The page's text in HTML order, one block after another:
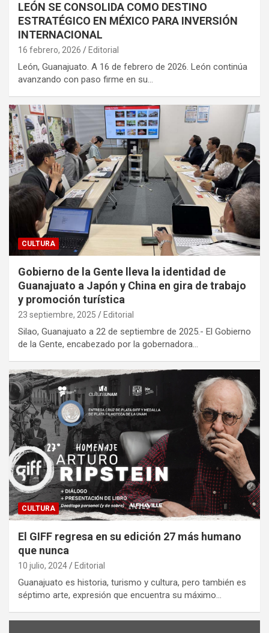
LEÓN SE CONSOLIDA COMO DESTINO
ESTRATÉGICO EN MÉXICO PARA INVERSIÓN
INTERNACIONAL
16 febrero, 2026 Editorial
León, Guanajuato. A 16 de febrero de 2026. León continúa
avanzando con paso firme en su…
CULTURA
Gobierno de la Gente lleva la identidad de
Guanajuato a Japón y China en gira de trabajo
y promoción turística
23 septiembre, 2025 Editorial
Silao, Guanajuato a 22 de septiembre de 2025.- El Gobierno
de la Gente, encabezado por la gobernadora…
CULTURA
El GIFF regresa en su edición 27 más humano
que nunca
10 julio, 2024 Editorial
Guanajuato es historia, turismo y cultura, pero también es
séptimo arte, expresión que encuentra su máximo…